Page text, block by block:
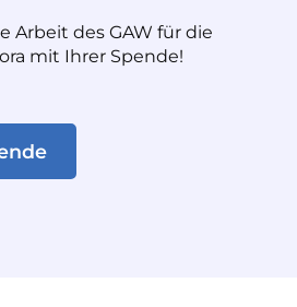
Arbeit des GAW für die
mit Ihrer Spende!